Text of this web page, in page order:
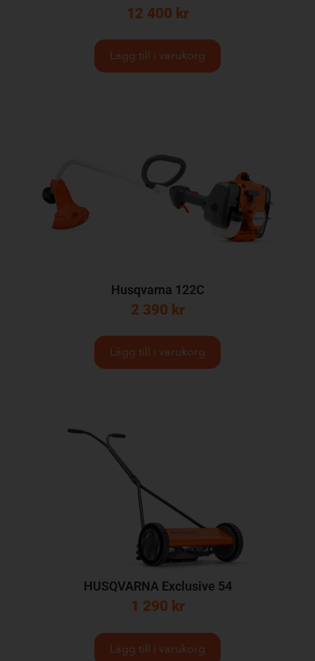
12 400 kr
Lägg till i varukorg
Husqvarna 122C
2 390 kr
Lägg till i varukorg
HUSQVARNA Exclusive 54
1 290 kr
Lägg till i varukorg